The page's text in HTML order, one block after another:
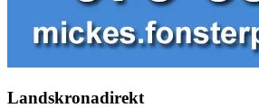
Landskronadirekt